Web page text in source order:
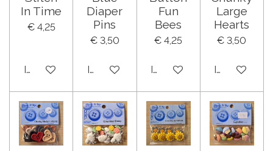
In Time
€ 4,25
In winkelwagen
Diaper
Pins
€ 3,50
In winkelwagen
Fun
Bees
€ 4,25
In winkelwagen
Large
Hearts
€ 3,50
In